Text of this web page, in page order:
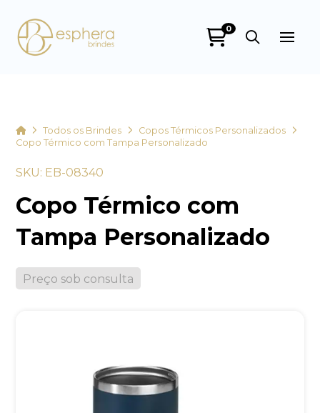
0
HomeTodos os Brindes
Copos Térmicos Personalizados
Copo Térmico com Tampa Personalizado
SKU: EB-08340
Copo Térmico com
Tampa Personalizado
Preço sob consulta
Eu concordo em receber comunicações.
A nossa empresa está comprometida a proteger e respeitar